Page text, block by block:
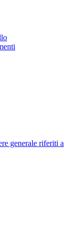
generale riferiti a